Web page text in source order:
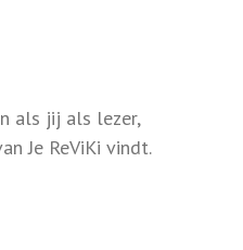
als jij als lezer,
Je ReViKi vindt.